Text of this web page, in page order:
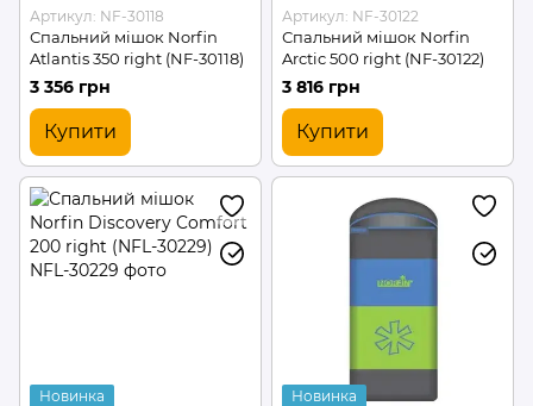
Артикул: NF-30118
Спальний мішок Norfin
Atlantis 350 right (NF-30118)
3 356 грн
Купити
Артикул: NF-30122
Спальний мішок Norfin
Arctic 500 right (NF-30122)
3 816 грн
Купити
Новинка Новинка